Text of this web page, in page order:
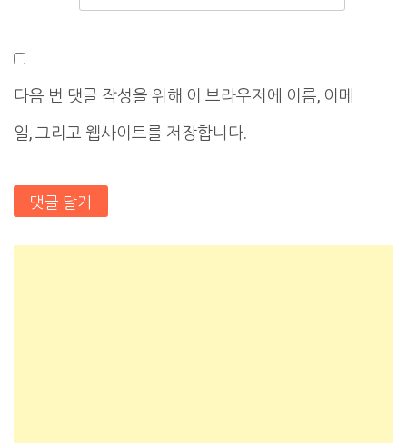
다음 번 댓글 작성을 위해 이 브라우저에 이름, 이메
일, 그리고 웹사이트를 저장합니다.